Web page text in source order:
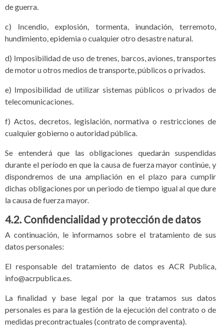
de guerra.
c) Incendio, explosión, tormenta, inundación, terremoto,
hundimiento, epidemia o cualquier otro desastre natural.
d) Imposibilidad de uso de trenes, barcos, aviones, transportes
de motor u otros medios de transporte, públicos o privados.
e) Imposibilidad de utilizar sistemas públicos o privados de
telecomunicaciones.
f) Actos, decretos, legislación, normativa o restricciones de
cualquier gobierno o autoridad pública.
Se entenderá que las obligaciones quedarán suspendidas
durante el período en que la causa de fuerza mayor continúe, y
dispondremos de una ampliación en el plazo para cumplir
dichas obligaciones por un periodo de tiempo igual al que dure
la causa de fuerza mayor.
4.2. Confidencialidad y protección de datos
A continuación, le informamos sobre el tratamiento de sus
datos personales:
El responsable del tratamiento de datos es ACR Publica,
info@acrpublica.es.
La finalidad y base legal por la que tratamos sus datos
personales es para la gestión de la ejecución del contrato o de
medidas precontractuales (contrato de compraventa).